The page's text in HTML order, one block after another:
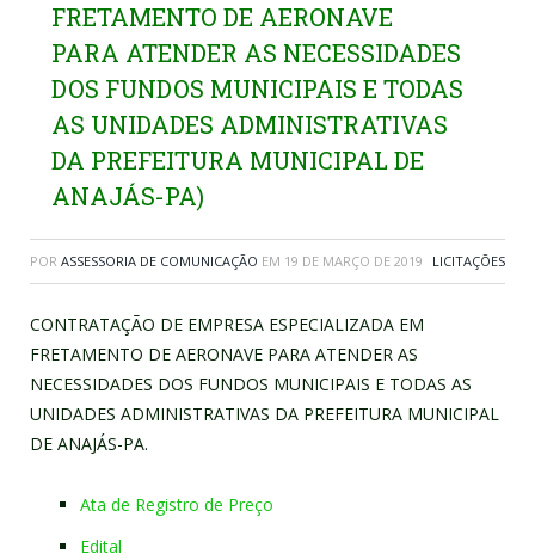
FRETAMENTO DE AERONAVE
PARA ATENDER AS NECESSIDADES
DOS FUNDOS MUNICIPAIS E TODAS
AS UNIDADES ADMINISTRATIVAS
DA PREFEITURA MUNICIPAL DE
ANAJÁS-PA)
POR ASSESSORIA DE COMUNICAÇÃO EM 19 DE MARÇO DE 2019 LICITAÇÕES
CONTRATAÇÃO DE EMPRESA ESPECIALIZADA EM
FRETAMENTO DE AERONAVE PARA ATENDER AS
NECESSIDADES DOS FUNDOS MUNICIPAIS E TODAS AS
UNIDADES ADMINISTRATIVAS DA PREFEITURA MUNICIPAL
DE ANAJÁS-PA.
Ata de Registro de Preço
Edital